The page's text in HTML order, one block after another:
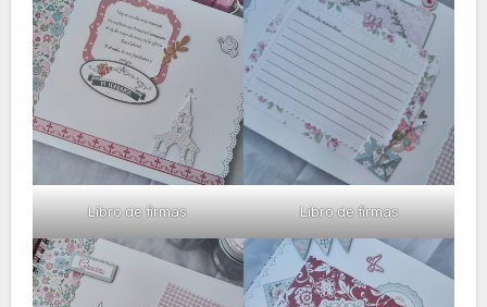
Libro de firmas Libro de firmas